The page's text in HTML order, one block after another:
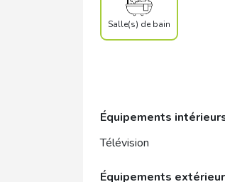
Salle(s) de bain
Équipements
Télévision
Équipements